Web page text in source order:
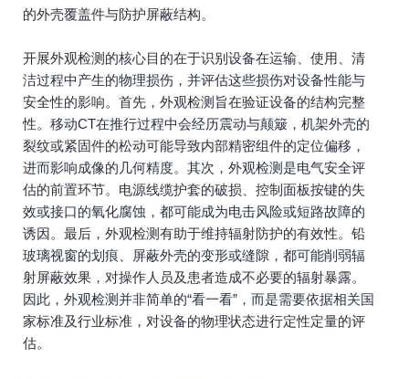
的外壳覆盖件与防护屏蔽结构。
开展外观检测的核心目的在于识别设备在运输、使用、清
洁过程中产生的物理损伤，并评估这些损伤对设备性能与
安全性的影响。首先，外观检测旨在验证设备的结构完整
性。移动CT在推行过程中会经历震动与颠簸，机架外壳的
裂纹或紧固件的松动可能导致内部精密组件的定位偏移，
进而影响成像的几何精度。其次，外观检测是电气安全评
估的前置环节。电源线缆护套的破损、控制面板按键的失
效或接口的氧化腐蚀，都可能成为电击风险或短路故障的
诱因。最后，外观检测有助于维持辐射防护的有效性。铅
玻璃视窗的划痕、屏蔽外壳的变形或缝隙，都可能削弱辐
射屏蔽效果，对操作人员及患者造成不必要的辐射暴露。
因此，外观检测并非简单的“看一看”，而是需要依据相关国
家标准及行业标准，对设备的物理状态进行定性定量的评
估。